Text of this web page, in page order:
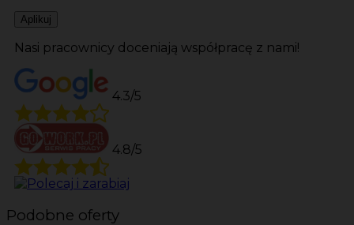
Aplikuj
Nasi pracownicy doceniają współpracę z nami!
4.3/5
4.8/5
Podobne oferty